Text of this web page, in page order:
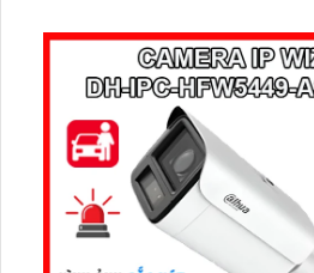
và phương tiện, camera giúp
thiểu cảnh báo sai, hỗ trợ khe
và cấp nguồn PoE...